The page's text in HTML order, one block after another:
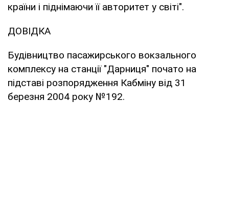
країни і піднімаючи її авторитет у світі".
ДОВІДКА
Будівництво пасажирського вокзального
комплексу на станції "Дарниця" почато на
підставі розпорядження Кабміну від 31
березня 2004 року №192.